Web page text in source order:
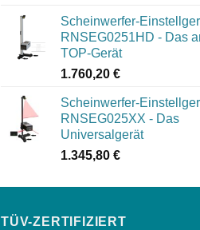
Scheinwerfer-
RNSEG0251HD - Das
TOP-Gerät
1.760,20 €
Scheinwerfer-
RNSEG025XX - Das
Universalgerät
1.345,80 €
TÜV-ZERTIFIZIERT